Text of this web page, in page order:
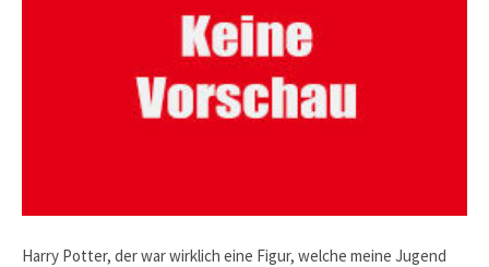
Harry Potter, der war wirklich eine Figur, welche meine Jugend